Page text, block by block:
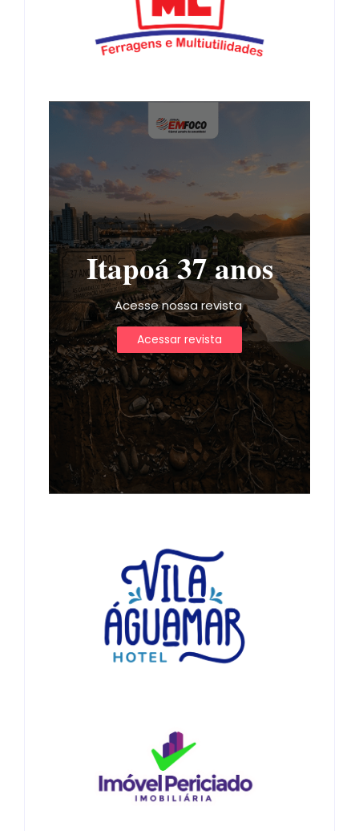
Itapoá 37 anos
Acesse nossa revista
Acessar revista